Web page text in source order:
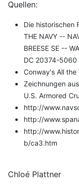
Quellen:
Die historischen
THE NAVY --
BREESE SE --
DC 20374-5060
Conway's All
Zeichnungen
U.S. Armored
http://
http://
http://
b/ca3.htm
Chloé Plattner